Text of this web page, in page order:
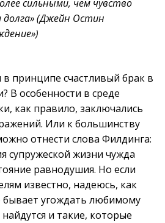
сильными, чем чувство
(Джейн Остин
принципе счастливый брак в
В особенности в среде
как правило, заключались
Или к большинству
отнести слова Филдинга:
супружеской жизни чужда
равнодушия. Но если
известно, надеюсь, как
бывает угождать любимому
и такие, которые